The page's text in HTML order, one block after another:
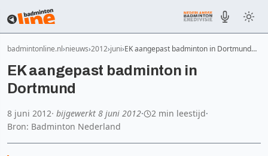
badmintonline.nl nieuws 2012 juni EK aangepast badminton in Dortmund…
EK aangepast badminton in
Dortmund
8 juni 2012· bijgewerkt 8 juni 2012· 2 min leestijd·
Bron: Badminton Nederland